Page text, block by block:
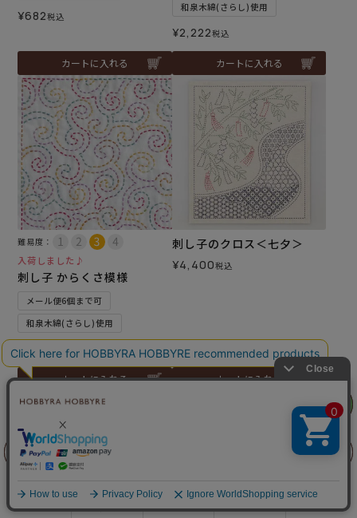
商品を探す 手芸を学ぶ ガイド 店舗情報 ログイン
前に戻る
フェア
¥682税込
カートに入れる
和泉木綿(さらし)使用
¥2,222税込
カートに入れる
難易度：
入荷しました♪
刺し子 からくさ模様
メール便6個まで可
和泉木綿(さらし)使用
¥572税込
カートに入れる
刺し子のクロス＜七夕＞
¥4,400税込
カートに入れる
前に戻る
フェア